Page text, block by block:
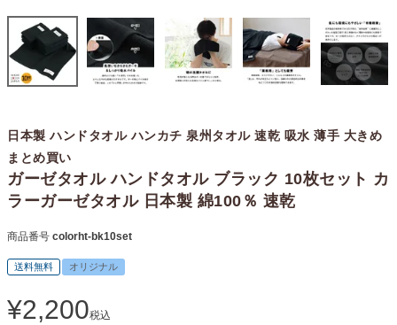
日本製 ハンドタオル ハンカチ 泉州タオル 速乾 吸水 薄手 大きめ
まとめ買い
ガーゼタオル ハンドタオル ブラック 10枚セット カ
ラーガーゼタオル 日本製 綿100％ 速乾
商品番号 colorht-bk10set
送料無料 オリジナル
¥2,200税込